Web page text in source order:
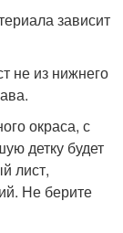
зависит
не из нижнего
окраса, с
детку будет
лист,
Не берите